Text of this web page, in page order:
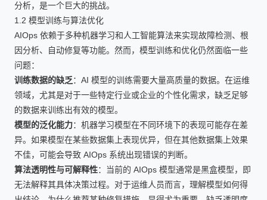
分析，是一个巨大的挑战。
1.2 模型训练与算法优化
AIOps 依赖于多种机器学习和人工智能算法来实现故障检测、根
因分析、自动修复等功能。然而，模型训练和优化仍然面临一些
问题：
训练数据的缺乏：AI 模型的训练需要大量高质量的数据。在运维
领域，尤其是对于一些特定行业或企业的个性化需求，缺乏足够
的数据来训练出有效的模型。
模型的泛化能力：机器学习模型在不同环境下的表现可能存在差
异。如果模型在某些数据集上表现优异，但在其他数据集上效果
不佳，可能会导致 AIOps 系统出现错误的判断。
算法透明性与可解释性：当前的 AIOps 模型通常是黑盒模型，即
无法解释其具体决策过程。对于运维人员而言，理解模型如何得